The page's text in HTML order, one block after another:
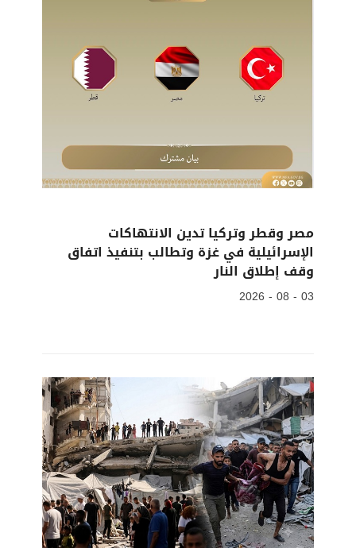
مصر وقطر وتركيا تدين الانتهاكات
الإسرائيلية في غزة وتطالب بتنفيذ اتفاق
وقف إطلاق النار
03 - 08 - 2026